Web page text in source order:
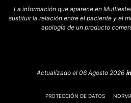
La información que aparece en
sustituir la relación entre el paciente y el
apología de un producto
Actualizado el 06 Agosto 2026
PROTECCIÓN DE DATOS